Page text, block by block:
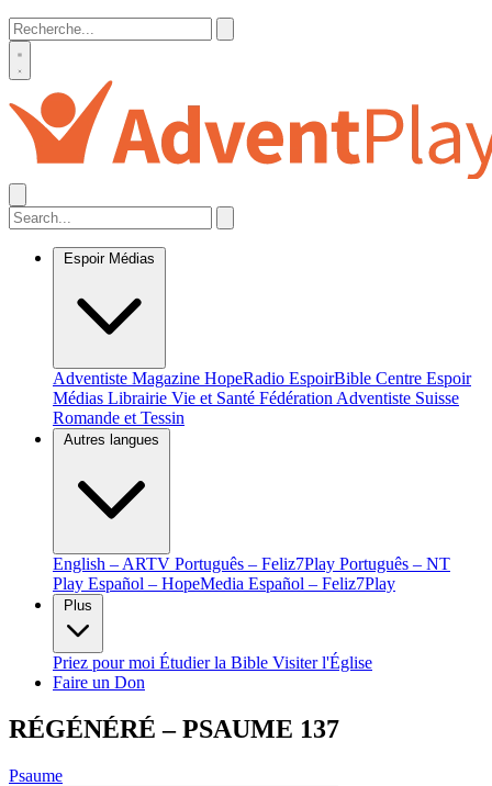
Espoir Médias
Adventiste Magazine HopeRadio EspoirBible Centre Espoir
Médias Librairie Vie et Santé Fédération Adventiste Suisse
Romande et Tessin
Autres langues
English – ARTV Português – Feliz7Play Português – NT
Play Español – HopeMedia Español – Feliz7Play
Plus
Priez pour moi Étudier la Bible Visiter l'Église
Faire un Don
RÉGÉNÉRÉ – PSAUME 137
Psaume